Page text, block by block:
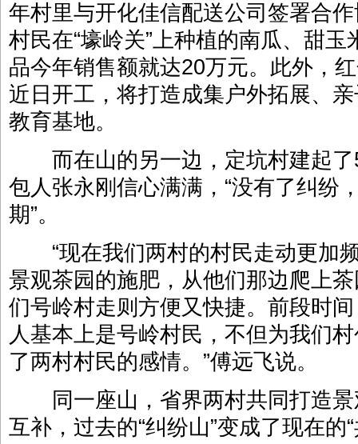
年村里与开化佳信配送公司签署合
村民在“壕岭关”上种植的南瓜、甜
品今年销售额就达20万元。此外，
近日开工，将打造成集户外拓展、
教育基地。
而在山的另一边，定坑村建起了
包人张永刚信心满满，“没有了纠纷
期”。
“现在我们两村的村民走动更加
景观茶园的施肥，从他们那边爬上
们号岭村走则方便又快捷。前段时
人基本上是号岭村民，不但为我们
了两村村民的感情。”傅远飞说。
同一座山，省界两村共同打造景
互补，过去的“纠纷山”变成了现在的